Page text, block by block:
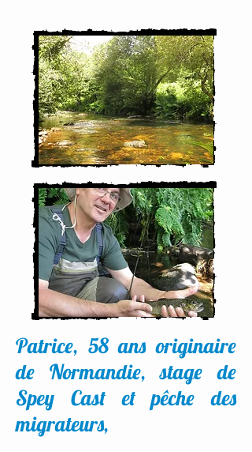
Patrice, 58 ans originaire
de Normandie, stage de
Spey Cast et pêche des
migrateurs,